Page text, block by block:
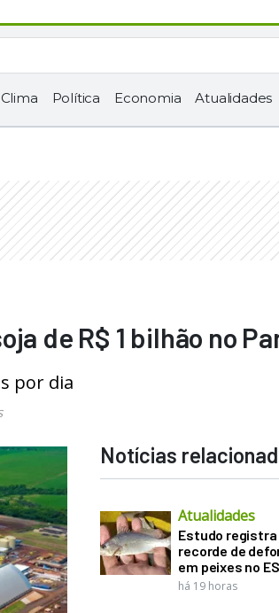
Clima Política Economia Atualidades
de R$ 1 bilhão no
por dia
Notícias
Atualidades
Estudo
recorde de
em peixes no ES
há 19 horas